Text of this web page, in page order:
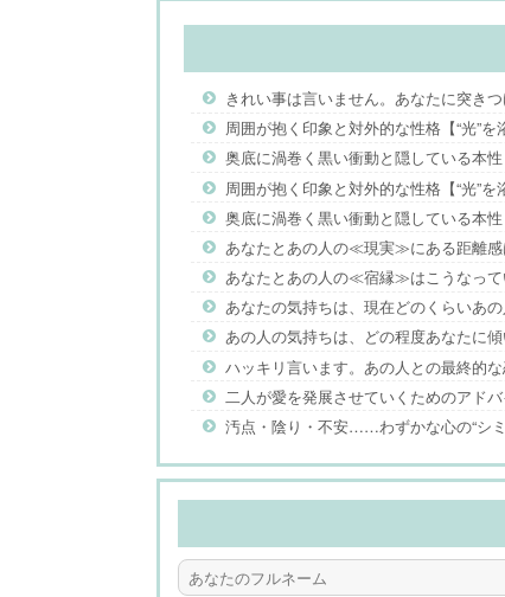
きれい事は言いません。あなたに突き
周囲が抱く印象と対外的な性格【“光”を
奥底に渦巻く黒い衝動と隠している本性
周囲が抱く印象と対外的な性格【“光”を
奥底に渦巻く黒い衝動と隠している本性
あなたとあの人の≪現実≫にある距離
あなたとあの人の≪宿縁≫はこうなって
あなたの気持ちは、現在どのくらいあ
あの人の気持ちは、どの程度あなたに
ハッキリ言います。あの人との最終的な
二人が愛を発展させていくためのアドバ
汚点・陰り・不安……わずかな心の“シ